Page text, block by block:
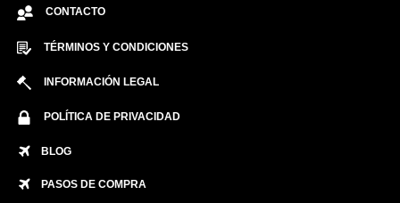
CONTACTO
TÉRMINOS Y CONDICIONES
INFORMACIÓN LEGAL
POLÍTICA DE PRIVACIDAD
BLOG
PASOS DE COMPRA